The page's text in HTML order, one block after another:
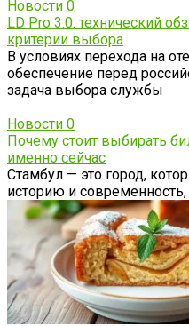
Новости 0
LD Pro 3.0: технический
критерии выбора
В условиях перехода на
обеспечение перед
задача выбора службы
Новости 0
Почему стоит выбирать
именно сейчас
Стамбул — это город,
историю и современность,